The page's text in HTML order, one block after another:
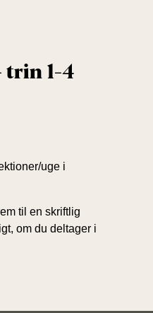
trin 1-4
uge i
til en skriftlig
om du deltager i